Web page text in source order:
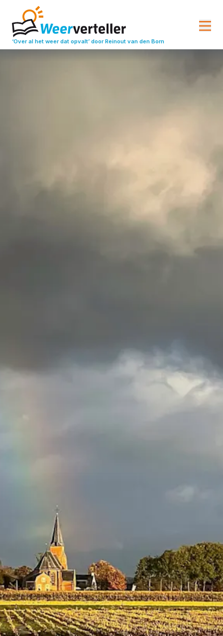
‘Over al het weer dat opvalt’ door Reinout van den Born